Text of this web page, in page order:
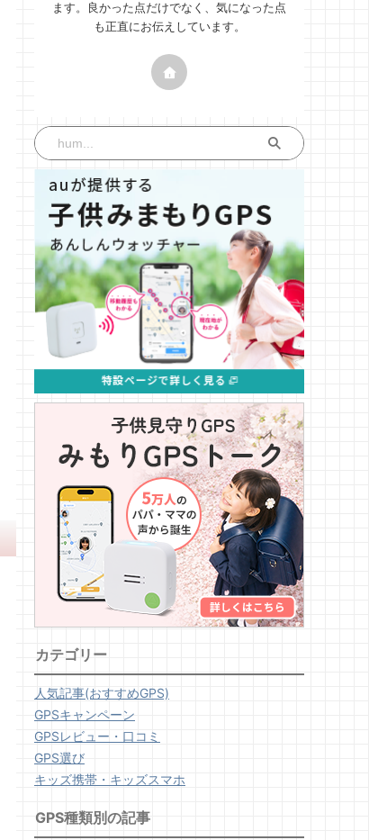
ます。良かった点だけでなく、気になった点
も正直にお伝えしています。
カテゴリー
人気記事(おすすめGPS)
GPSキャンペーン
GPSレビュー・口コミ
GPS選び
キッズ携帯・キッズスマホ
GPS種類別の記事